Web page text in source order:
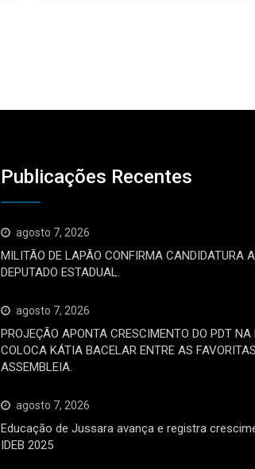
Publicações Recentes
agosto 7, 2026
MILITÃO DE LAPÃO CONFIRMA CANDIDATURA A
DEPUTADO ESTADUAL.
agosto 7, 2026
PROJEÇÃO APONTA CRESCIMENTO DO PDT
COLOCA KÁTIA BACELAR ENTRE AS
ASSEMBLEIA.
agosto 7, 2026
Educação de Jussara avança e registra
IDEB 2025